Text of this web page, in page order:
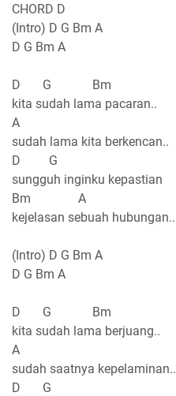
CHORD D
(Intro) D G Bm A
D G Bm A
D G Bm
kita sudah lama pacaran..
A
sudah lama kita berkencan..
D G
sungguh inginku kepastian
Bm A
kejelasan sebuah hubungan..
(Intro) D G Bm A
D G Bm A
D G Bm
kita sudah lama berjuang..
A
sudah saatnya kepelaminan..
D G